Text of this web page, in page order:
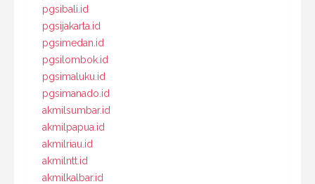
pgsibali.id
pgsijakarta.id
pgsimedan.id
pgsilombok.id
pgsimaluku.id
pgsimanado.id
akmilsumbar.id
akmilpapua.id
akmilriau.id
akmilntt.id
akmilkalbar.id